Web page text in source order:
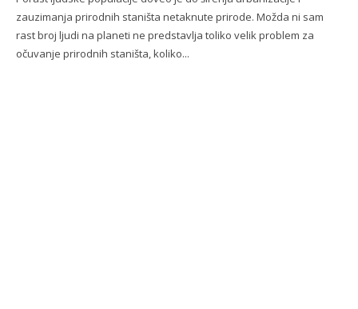
zauzimanja prirodnih staništa netaknute prirode. Možda ni sam
rast broj ljudi na planeti ne predstavlja toliko velik problem za
očuvanje prirodnih staništa, koliko...